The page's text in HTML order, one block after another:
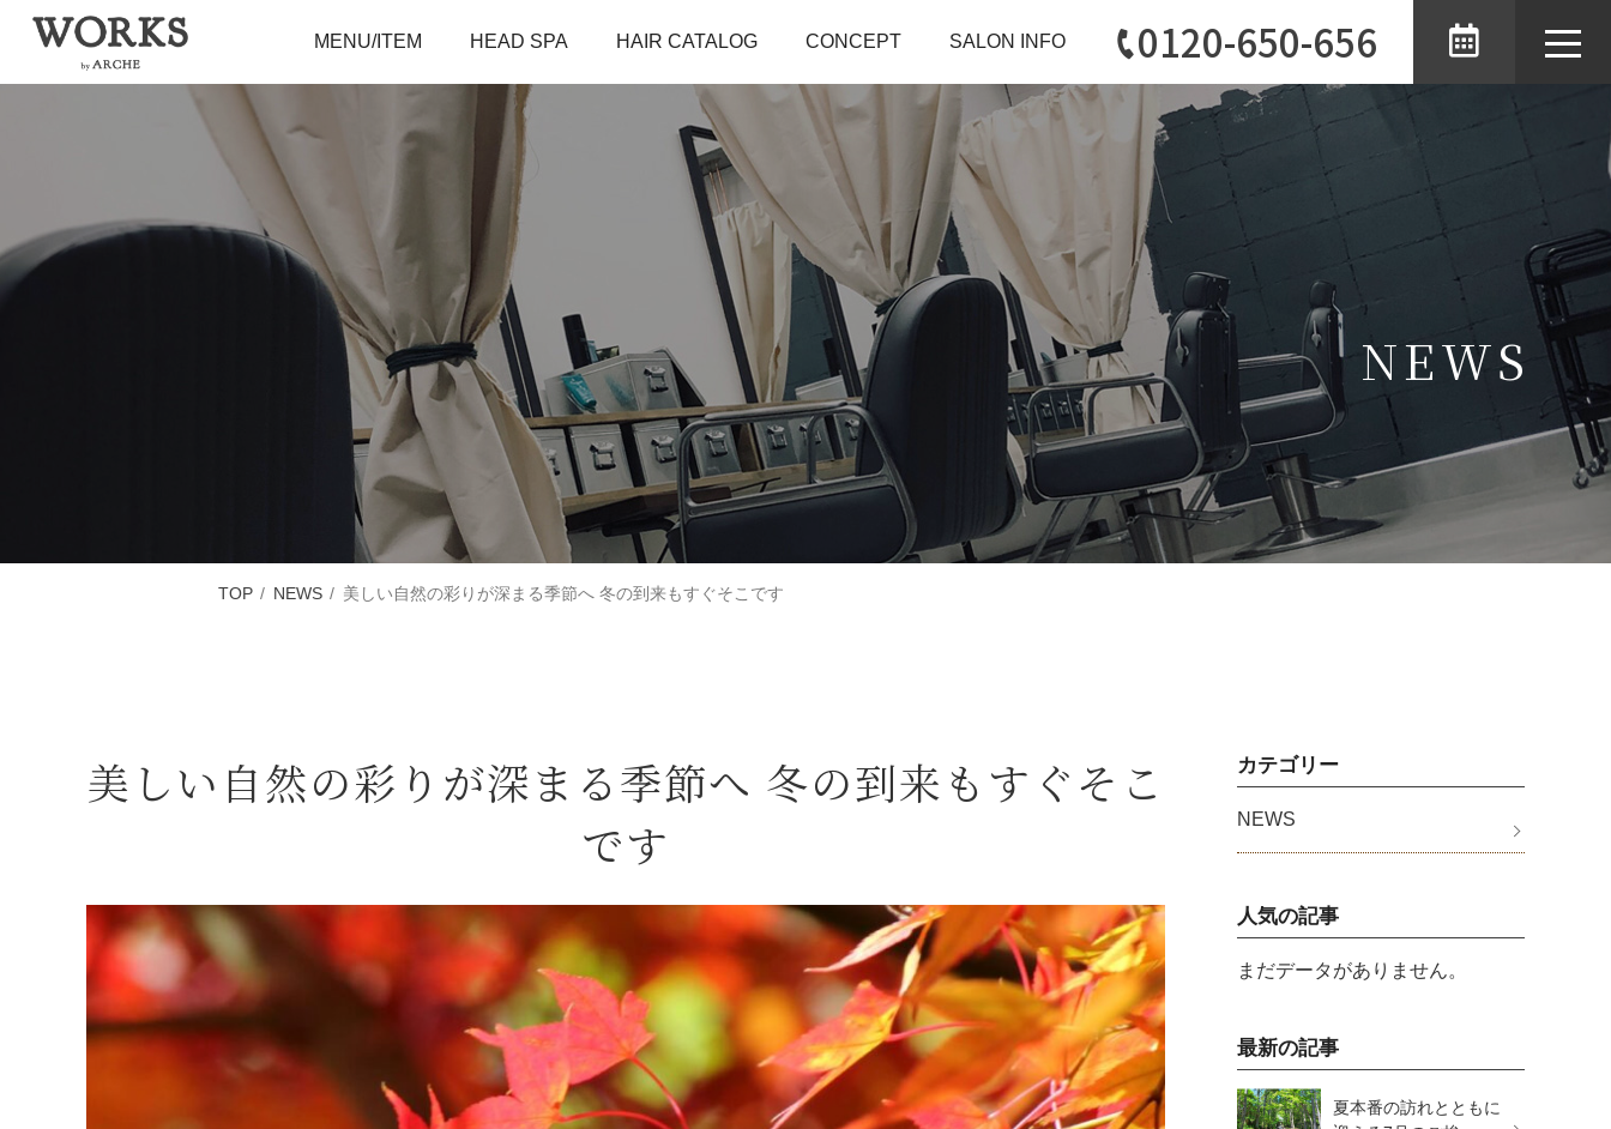
MENU/ITEM HEAD SPA HAIR CATALOG CONCEPT SALON INFO 0120-650-656
toggle
NEWS
TOP NEWS 美しい自然の彩りが深まる季節へ 冬の到来もすぐそこです
美しい自然の彩りが深まる季節へ 冬の到来もすぐそこ
です
カテゴリー
NEWS
人気の記事
まだデータがありません。
最新の記事
夏本番の訪れとともに